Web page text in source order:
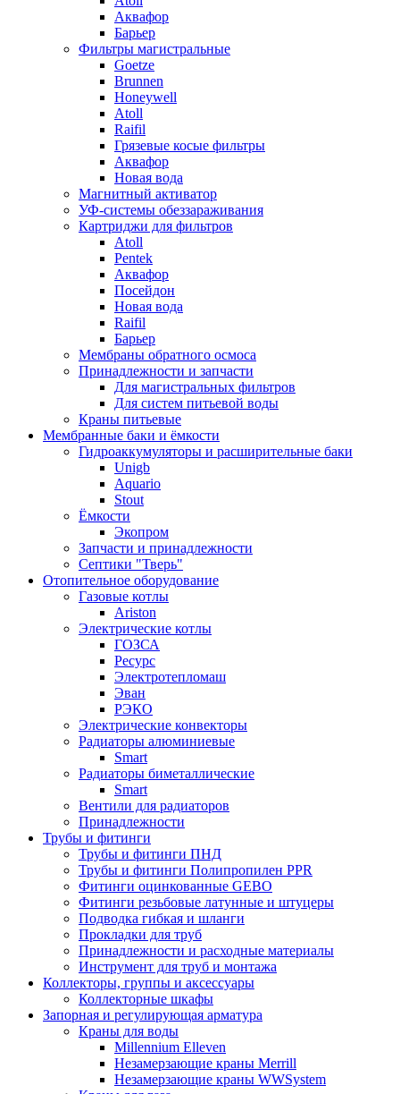
Аквафор
Барьер
Фильтры магистральные
Goetze
Brunnen
Honeywell
Atoll
Raifil
Грязевые косые фильтры
Аквафор
Новая вода
Магнитный активатор
УФ-системы обеззараживания
Картриджи для фильтров
Atoll
Pentek
Аквафор
Посейдон
Новая вода
Raifil
Барьер
Мембраны обратного осмоса
Принадлежности и запчасти
Для магистральных фильтров
Для систем питьевой воды
Краны питьевые
Мембранные баки и ёмкости
Гидроаккумуляторы и расширительные баки
Unigb
Aquario
Stout
Ёмкости
Экопром
Запчасти и принадлежности
Септики "Тверь"
Отопительное оборудование
Газовые котлы
Ariston
Электрические котлы
ГОЗСА
Ресурс
Электротепломаш
Эван
РЭКО
Электрические конвекторы
Радиаторы алюминиевые
Smart
Радиаторы биметаллические
Smart
Вентили для радиаторов
Принадлежности
Трубы и фитинги
Трубы и фитинги ПНД
Трубы и фитинги Полипропилен PPR
Фитинги оцинкованные GEBO
Фитинги резьбовые латунные и штуцеры
Подводка гибкая и шланги
Прокладки для труб
Принадлежности и расходные материалы
Инструмент для труб и монтажа
Коллекторы, группы и аксессуары
Коллекторные шкафы
Запорная и регулирующая арматура
Краны для воды
Millennium Elleven
Незамерзающие краны Merrill
Незамерзающие краны WWSystem